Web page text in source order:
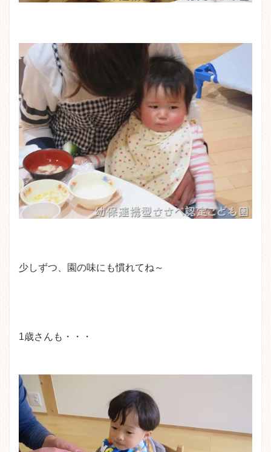
少しずつ、園の味にも慣れてね～
1歳さんも・・・